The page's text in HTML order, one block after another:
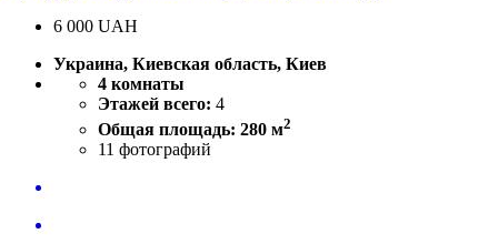
6 000 UAH
Украина, Киевская область, Киев
4 комнаты
Этажей всего: 4
Общая площадь: 280 м2
11 фотографий